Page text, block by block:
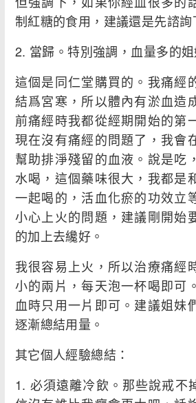
制紅糖的食用，建議還是先諮詢
2. 當歸。特別強調，血量多的姐
這個是同仁堂購買的。我痛經
結爲宮寒，所以體內有淤血造
前痛經時我都從經期開始的第
現在沒有痛經的問題了，我會
幫助排淨殘留的血液。說是吃
水喝，這個藥味很大，我都是
一起喝的，活血化瘀的功效立
小心上火的問題，建議剛開始
的加上去纔好。
我很容易上火，所以治療痛經
小的兩片，每天泡一杯喝即可
血時只用一片即可。建議姐妹
逐漸總結用量。
其它個人經驗總結：
1. 必須遠離冷飲。那些說戒不